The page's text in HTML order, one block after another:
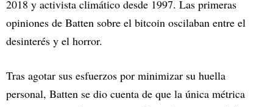
2018 y activista climático desde 1997. Las primeras
opiniones de Batten sobre el bitcoin oscilaban entre el
desinterés y el horror.
Tras agotar sus esfuerzos por minimizar su huella
personal, Batten se dio cuenta de que la única métrica